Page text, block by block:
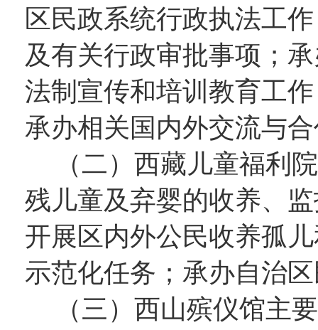
区民政系统行政执法工
及有关行政审批事项；
法制宣传和培训教育工
承办相关国内外交流与
（二） 西藏儿童福利
残儿童及弃婴的收养、
开展区内外公民收养孤
示范化任务；承办自治
（三） 西山殡仪馆主